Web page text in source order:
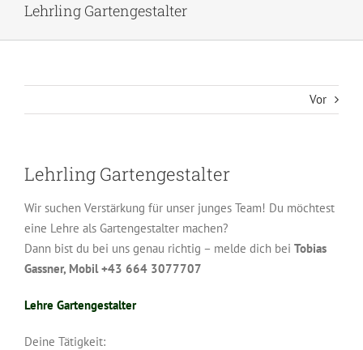
Lehrling Gartengestalter
Vor
Lehrling Gartengestalter
Wir suchen Verstärkung für unser junges Team! Du möchtest
eine Lehre als Gartengestalter machen?
Dann bist du bei uns genau richtig – melde dich bei Tobias
Gassner, Mobil +43 664 3077707‬
Lehre Gartengestalter
Deine Tätigkeit: